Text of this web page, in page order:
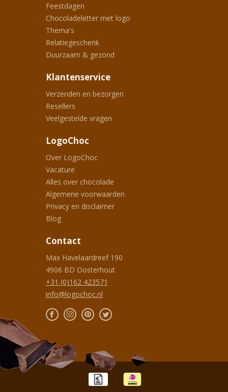
Feestdagen
Chocoladeletter met logo
Thema's
Relatiegeschenk
Duurzaam & gezond
Klantenservice
Verzenden en bezorgen
Resellers
Veelgestelde vragen
LogoChoc
Over LogoChoc
Vacature
Alles over chocolade
Algemene voorwaarden
Privacy en disclaimer
Blog
Contact
Max Havelaardreef 190
4906 BD Oosterhout
+31 (0)162 423571
info@logochoc.nl